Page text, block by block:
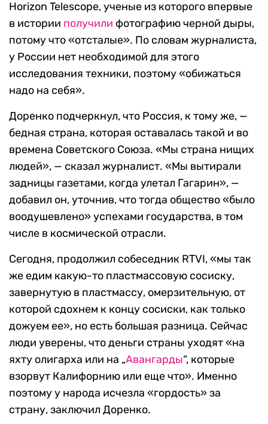
Horizon Telescope, ученые из которого впервые
в истории получили фотографию черной дыры,
потому что «отсталые». По словам журналиста,
у России нет необходимой для этого
исследования техники, поэтому «обижаться
надо на себя».
Доренко подчеркнул, что Россия, к тому же, —
бедная страна, которая оставалась такой и во
времена Советского Союза. «Мы страна нищих
людей», — сказал журналист. «Мы вытирали
задницы газетами, когда улетал Гагарин», —
добавил он, уточнив, что тогда общество «было
воодушевлено» успехами государства, в том
числе в космической отрасли.
Сегодня, продолжил собеседник RTVI, «мы так
же едим какую-то пластмассовую сосиску,
завернутую в пластмассу, омерзительную, от
которой сдохнем к концу сосиски, как только
дожуем ее», но есть большая разница. Сейчас
люди уверены, что деньги страны уходят «на
яхту олигарха или на „Авангарды“, которые
взорвут Калифорнию или еще что». Именно
поэтому у народа исчезла «гордость» за
страну, заключил Доренко.